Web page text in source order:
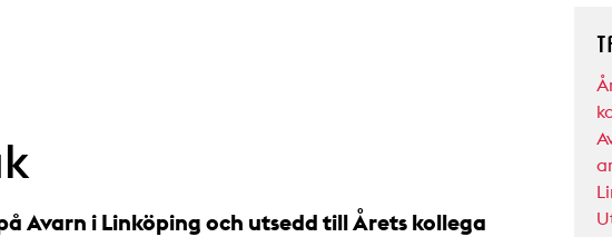
Avarn i Linköping och utsedd till Årets kollega